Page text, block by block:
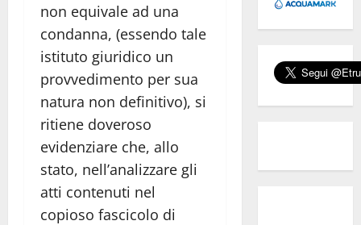
non equivale ad una
condanna, (essendo tale
istituto giuridico un
provvedimento per sua
natura non definitivo), si
ritiene doveroso
evidenziare che, allo
stato, nell’analizzare gli
atti contenuti nel
copioso fascicolo di